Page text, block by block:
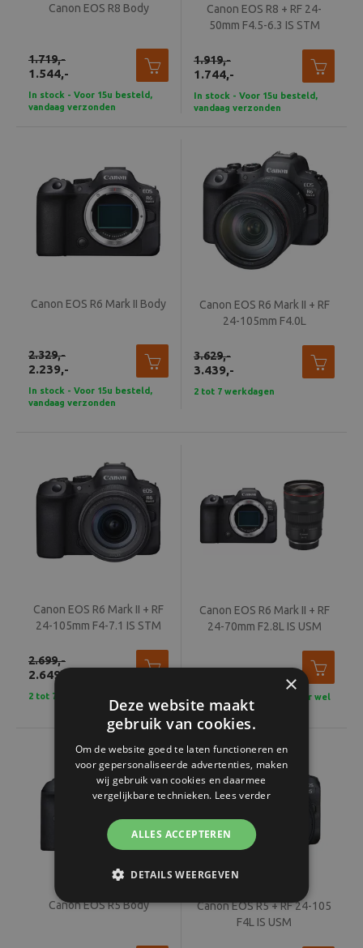
Canon EOS R8 Body
1.544,-
1.719,-
In stock - Voor 15u besteld,
vandaag verzonden
Canon EOS R8 + RF 24-
50mm F4.5-6.3 IS STM
1.744,-
1.919,-
In stock - Voor 15u besteld,
vandaag verzonden
Canon EOS R6 Mark II Body
2.239,-
2.329,-
In stock - Voor 15u besteld,
vandaag verzonden
Canon EOS R6 Mark II + RF
24-105mm F4.0L
3.439,-
3.629,-
2 tot 7 werkdagen
Canon EOS R6 Mark II + RF
24-105mm F4-7.1 IS STM
2.649,-
2.699,-
2 tot 7 werkdagen
Canon EOS R6 Mark II + RF
24-70mm F2.8L IS USM
Tijdelijk uitverkocht, maar wel
bestelbaar!
Canon EOS R5 Body
Canon EOS R5 + RF 24-105
F4L IS USM
×
Deze website maakt
gebruik van cookies.
Om de website goed te laten functioneren en
voor gepersonaliseerde advertenties, maken
wij gebruik van cookies en daarmee
vergelijkbare technieken. Lees verder
ALLES ACCEPTEREN
DETAILS WEERGEVEN